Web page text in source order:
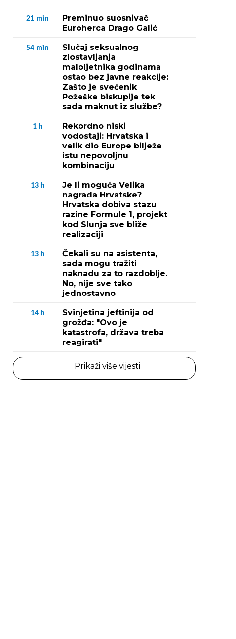
21 min
Preminuo suosnivač
Euroherca Drago Galić
54 min
Slučaj seksualnog
zlostavljanja
maloljetnika godinama
ostao bez javne reakcije:
Zašto je svećenik
Požeške biskupije tek
sada maknut iz službe?
1 h
Rekordno niski
vodostaji: Hrvatska i
velik dio Europe bilježe
istu nepovoljnu
kombinaciju
13 h
Je li moguća Velika
nagrada Hrvatske?
Hrvatska dobiva stazu
razine Formule 1, projekt
kod Slunja sve bliže
realizaciji
13 h
Čekali su na asistenta,
sada mogu tražiti
naknadu za to razdoblje.
No, nije sve tako
jednostavno
14 h
Svinjetina jeftinija od
grožđa: "Ovo je
katastrofa, država treba
reagirati"
Prikaži više vijesti